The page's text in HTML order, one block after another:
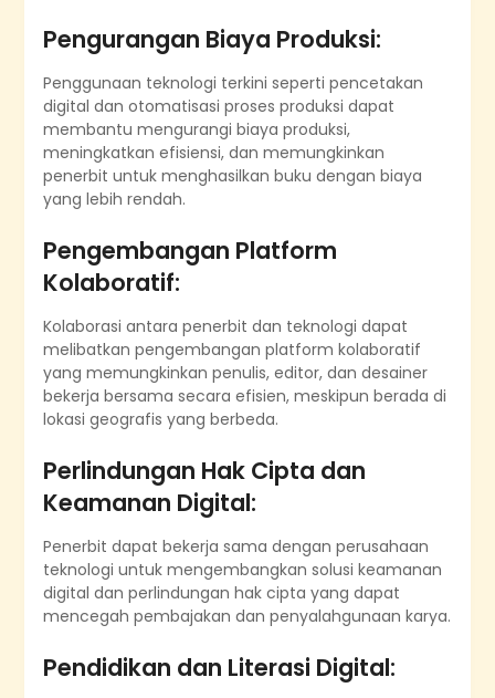
Pengurangan Biaya Produksi:
Penggunaan teknologi terkini seperti pencetakan
digital dan otomatisasi proses produksi dapat
membantu mengurangi biaya produksi,
meningkatkan efisiensi, dan memungkinkan
penerbit untuk menghasilkan buku dengan biaya
yang lebih rendah.
Pengembangan Platform
Kolaboratif:
Kolaborasi antara penerbit dan teknologi dapat
melibatkan pengembangan platform kolaboratif
yang memungkinkan penulis, editor, dan desainer
bekerja bersama secara efisien, meskipun berada di
lokasi geografis yang berbeda.
Perlindungan Hak Cipta dan
Keamanan Digital:
Penerbit dapat bekerja sama dengan perusahaan
teknologi untuk mengembangkan solusi keamanan
digital dan perlindungan hak cipta yang dapat
mencegah pembajakan dan penyalahgunaan karya.
Pendidikan dan Literasi Digital: